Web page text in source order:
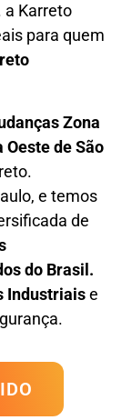
a Karreto
para quem
Zona
Oeste de São
e temos
de
do Brasil.
Industriaise